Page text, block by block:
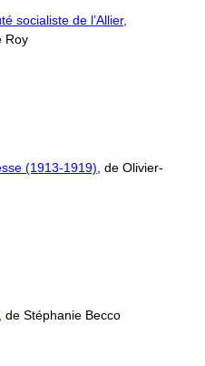
socialiste de l’Allier,
Roy
(1913-1919) , de Olivier-
, de Stéphanie Becco